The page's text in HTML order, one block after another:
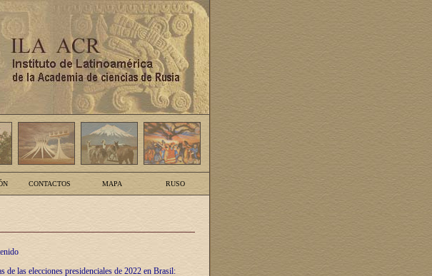
CONTACTOS MAPA RUSO
de las elecciones presidenciales de 2022 en Brasil: